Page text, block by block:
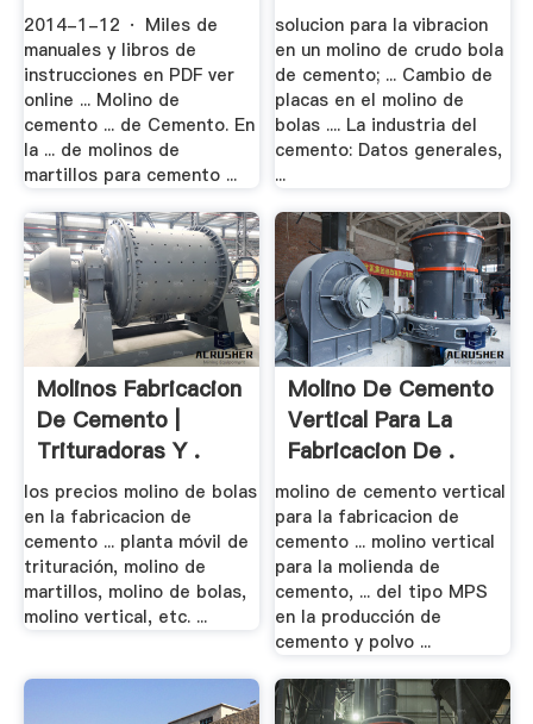
2014-1-12 · Miles de
manuales y libros de
instrucciones en PDF ver
online ... Molino de
cemento ... de Cemento. En
la ... de molinos de
martillos para cemento ...
solucion para la vibracion
en un molino de crudo bola
de cemento; ... Cambio de
placas en el molino de
bolas .... La industria del
cemento: Datos generales,
...
Molinos Fabricacion
De Cemento |
Trituradoras Y .
los precios molino de bolas
en la fabricacion de
cemento ... planta móvil de
trituración, molino de
martillos, molino de bolas,
molino vertical, etc. ...
Molino De Cemento
Vertical Para La
Fabricacion De .
molino de cemento vertical
para la fabricacion de
cemento ... molino vertical
para la molienda de
cemento, ... del tipo MPS
en la producción de
cemento y polvo ...